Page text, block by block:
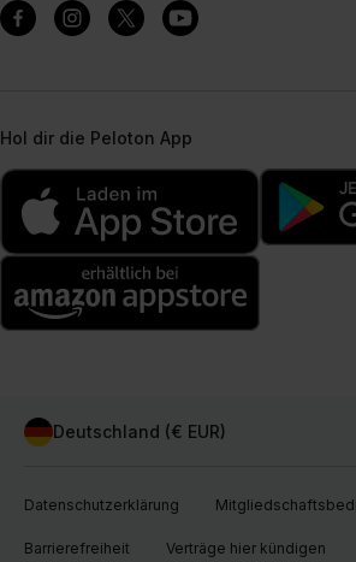
Hol dir die Peloton App
Deutschland (€ EUR)
Datenschutzerklärung
Barrierefreiheit Verträge hier kündigen